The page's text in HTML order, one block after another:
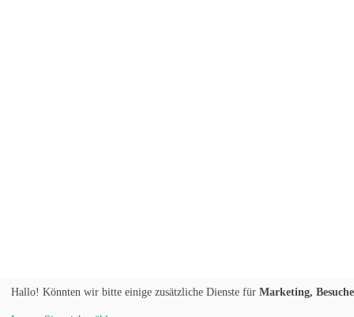
Hallo! Könnten wir bitte einige zusätzliche Dienste für Marketing,